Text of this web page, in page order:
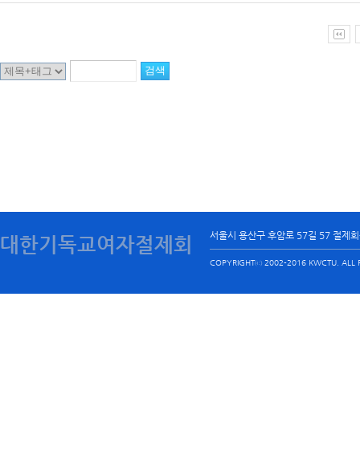
대한기독교여자절제회 서울시 용산구 후암로 57길 57 절제
COPYRIGHTⓒ 2002-2016 KWCTU. ALL